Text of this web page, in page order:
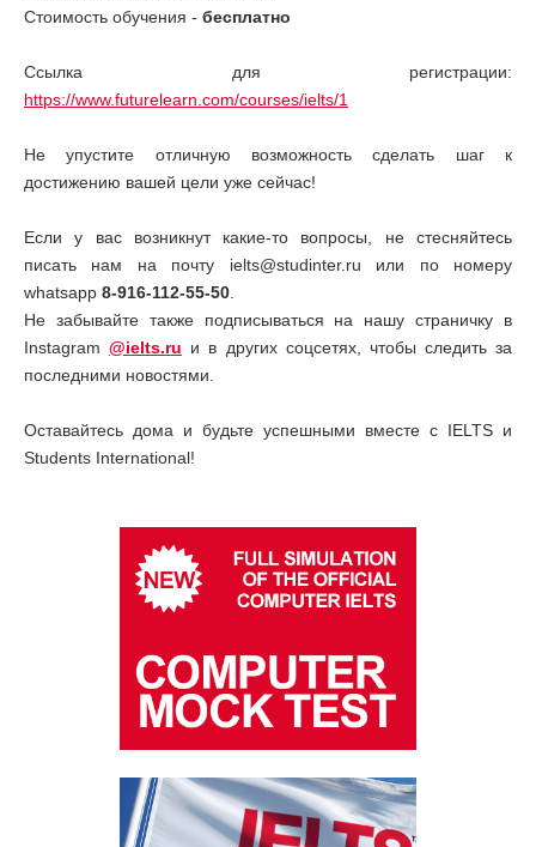
Стоимость обучения - бесплатно
Ссылка для регистрации:
https://www.futurelearn.com/courses/ielts/1
Не упустите отличную возможность сделать шаг к
достижению вашей цели уже сейчас!
Если у вас возникнут какие-то вопросы, не стесняйтесь
писать нам на почту ielts@studinter.ru или по номеру
whatsapp 8-916-112-55-50
Не забывайте также подписываться на нашу страничку в
Instagram@ielts.ru и в других соцсетях, чтобы следить за
последними новостями.
Оставайтесь дома и будьте успешными вместе с IELTS и
Students International!